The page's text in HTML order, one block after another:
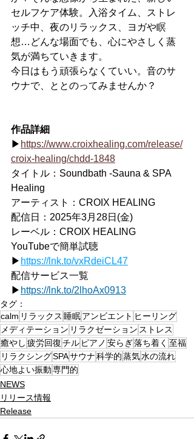
セルフケア体験。入浴タイム、ストレ
ッチ中、夜のリラックス、ヨガや瞑
想…どんな場面でも、心にやさしく蒸
気が満ちていきます。
今日はもう頑張らなくていい。音のサ
ウナで、ととのってみませんか？
作品詳細
▶ https://www.croixhealing.com/release/
croix-healing/chdd-1848
タイトル：Soundbath -Sauna & SPA
Healing
アーティスト：CROIX HEALING
配信日：2025年3月28日(金)
レーベル：CROIX HEALING
YouTubeで簡単試聴
▶ https://lnk.to/vxRdeiCL47
配信サービス⼀覧
▶ https://lnk.to/2lhoAx0913
タグ：
calm リラックス 睡眠アンビエント ヒーリング
メディテーション リラクゼーション ストレス
癒やし 疲労回復チル ピアノ 安らぎ落ち着く 至福
リラクシングSPAサウナ科学的蒸気水の流れ
心地よい振動専門的
NEWS
リリース情報
Release